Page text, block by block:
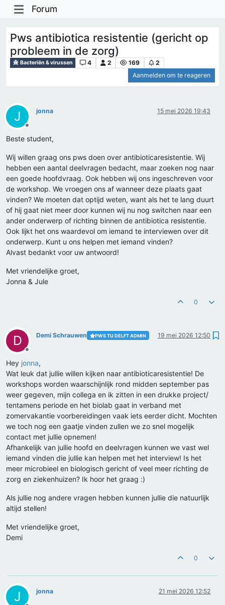
Forum
Pws antibiotica resistentie (gericht op
probleem in de zorg)
Bacteriën & virussen 4 2 169
2
Aanmelden om te reageren
J
Offline
jonna 15 mei 2026 19:43
Beste student,
Wij willen graag ons pws doen over antibioticaresistentie. Wij
hebben een aantal deelvragen bedacht, maar zoeken nog naar
een goede hoofdvraag. Ook hebben wij ons ingeschreven voor
de workshop. We vroegen ons af wanneer deze plaats gaat
vinden? We moeten dat optijd weten, want als het te lang duurt
of hij gaat niet meer door kunnen wij nu nog switchen naar een
ander onderwerp of richting binnen de antibiotica resistentie.
Ook lijkt het ons waardevol om iemand te interviewen over dit
onderwerp. Kunt u ons helpen met iemand vinden?
Alvast bedankt voor uw antwoord!
Met vriendelijke groet,
Jonna & Jule
0
D
Offline
Demi Schrauwen PWS TU DELFT ADMIN 19 mei 2026 12:50
Hey jonna,
Wat leuk dat jullie willen kijken naar antibioticaresistentie! De
workshops worden waarschijnlijk rond midden september pas
weer gegeven, mijn collega en ik zitten in een drukke project/
tentamens periode en het biolab gaat in verband met
zomervakantie voorbereidingen vaak iets eerder dicht. Mochten
we toch nog een gaatje vinden zullen we zo snel mogelijk
contact met jullie opnemen!
Afhankelijk van jullie hoofd en deelvragen kunnen we vast wel
iemand vinden die jullie kan helpen met het interview! Is het
meer microbieel en biologisch gericht of veel meer richting de
zorg en ziekenhuizen? Ik hoor het graag :)
Als jullie nog andere vragen hebben kunnen jullie die natuurlijk
altijd stellen!
Met vriendelijke groet,
Demi
0
J jonna 21 mei 2026 12:52